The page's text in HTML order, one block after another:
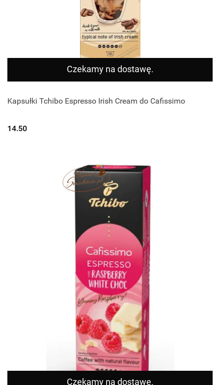
Czekamy na dostawę.
Kapsułki Tchibo Espresso Irish Cream do Cafissimo
14.50
Czekamy na dostawę.